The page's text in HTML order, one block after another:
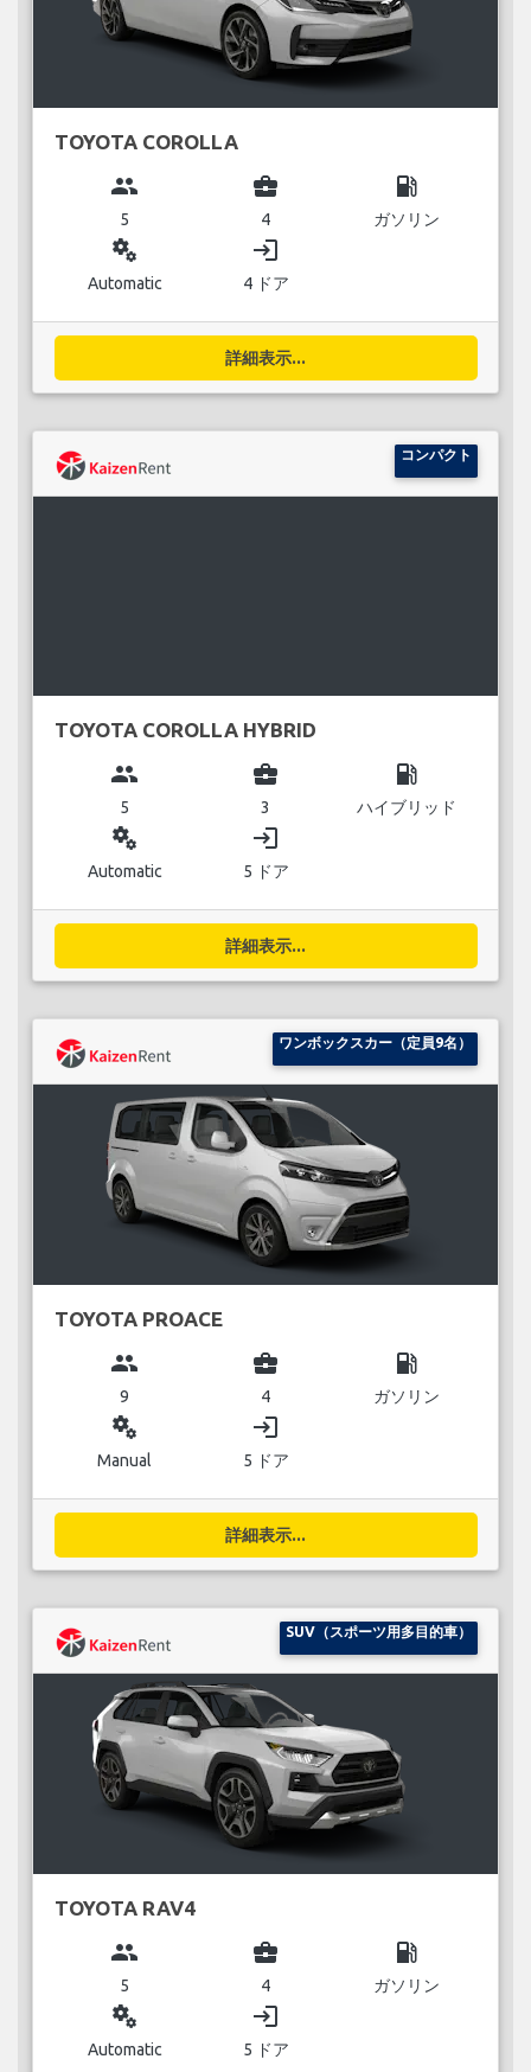
TOYOTA COROLLA
group
5
business_center
4
local_gas_station
ガソリン
miscellaneous_services
Automatic
login
4 ドア
詳細表示...
コンパクト
TOYOTA COROLLA HYBRID
group
5
business_center
3
local_gas_station
ハイブリッド
miscellaneous_services
Automatic
login
5 ドア
詳細表示...
ワンボックスカー（定員9名）
TOYOTA PROACE
group
9
business_center
4
local_gas_station
ガソリン
miscellaneous_services
Manual
login
5 ドア
詳細表示...
SUV（スポーツ用多目的車）
TOYOTA RAV4
group
5
business_center
4
local_gas_station
ガソリン
miscellaneous_services
Automatic
login
5 ドア